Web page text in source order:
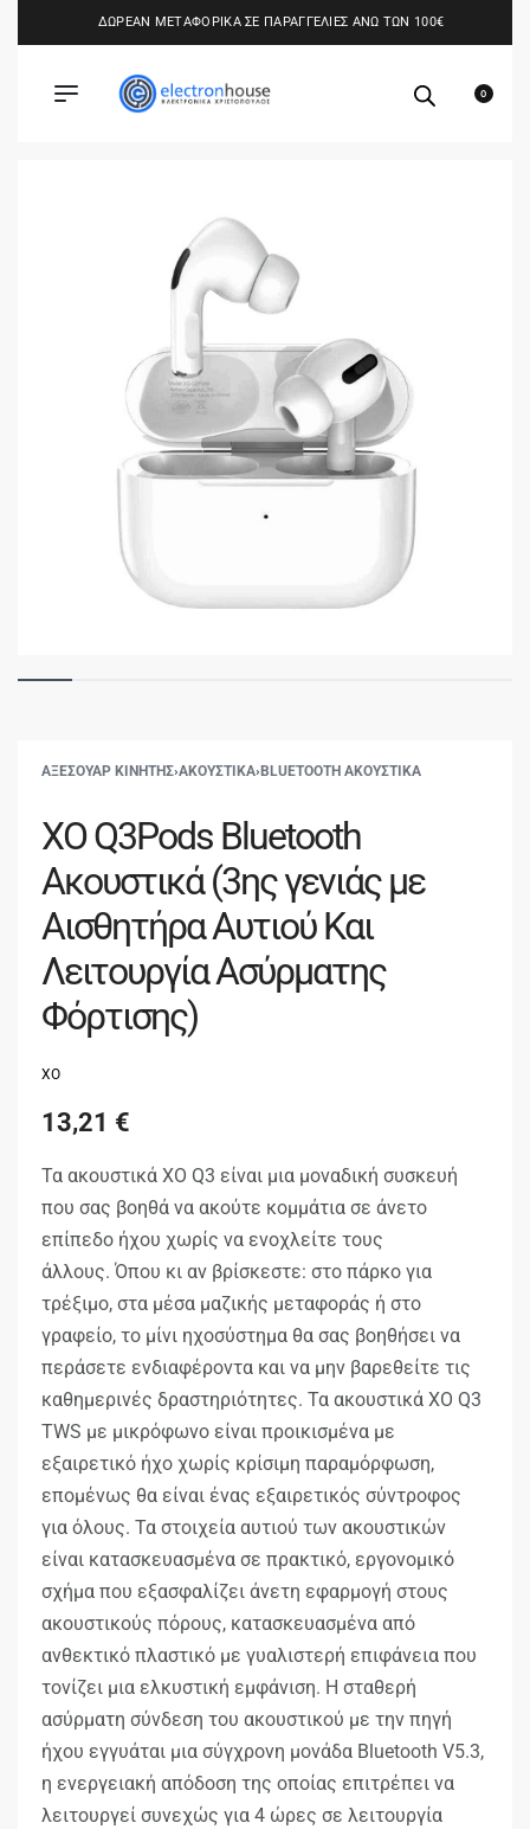
ΔΩΡΕΑΝ ΜΕΤΑΦΟΡΙΚΑ ΣΕ ΠΑΡΑΓΓΕΛΙΕΣ ΑΝΩ ΤΩΝ 100€
0
ΑΞΕΣΟΥΑΡ ΚΙΝΗΤΗΣ›ΑΚΟΥΣΤΙΚΑ› BLUETOOTH ΑΚΟΥΣΤΙΚΑ
XO Q3Pods Bluetooth
Ακουστικά (3ης γενιάς με
Αισθητήρα Αυτιού Και
Λειτουργία Ασύρματης
Φόρτισης)
XO
13,21 €
Τα ακουστικά XO Q3 είναι μια μοναδική συσκευή
που σας βοηθά να ακούτε κομμάτια σε άνετο
επίπεδο ήχου χωρίς να ενοχλείτε τους
άλλους. Όπου κι αν βρίσκεστε: στο πάρκο για
τρέξιμο, στα μέσα μαζικής μεταφοράς ή στο
γραφείο, το μίνι ηχοσύστημα θα σας βοηθήσει να
περάσετε ενδιαφέροντα και να μην βαρεθείτε τις
καθημερινές δραστηριότητες. Τα ακουστικά XO Q3
TWS με μικρόφωνο είναι προικισμένα με
εξαιρετικό ήχο χωρίς κρίσιμη παραμόρφωση,
επομένως θα είναι ένας εξαιρετικός σύντροφος
για όλους. Τα στοιχεία αυτιού των ακουστικών
είναι κατασκευασμένα σε πρακτικό, εργονομικό
σχήμα που εξασφαλίζει άνετη εφαρμογή στους
ακουστικούς πόρους, κατασκευασμένα από
ανθεκτικό πλαστικό με γυαλιστερή επιφάνεια που
τονίζει μια ελκυστική εμφάνιση. Η σταθερή
ασύρματη σύνδεση του ακουστικού με την πηγή
ήχου εγγυάται μια σύγχρονη μονάδα Bluetooth V5.3,
η ενεργειακή απόδοση της οποίας επιτρέπει να
λειτουργεί συνεχώς για 4 ώρες σε λειτουργία